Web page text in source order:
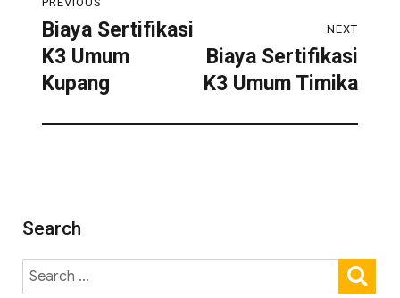
Biaya Sertifikasi
K3 Umum
Kupang
NEXT
Biaya Sertifikasi
K3 Umum Timika
Search